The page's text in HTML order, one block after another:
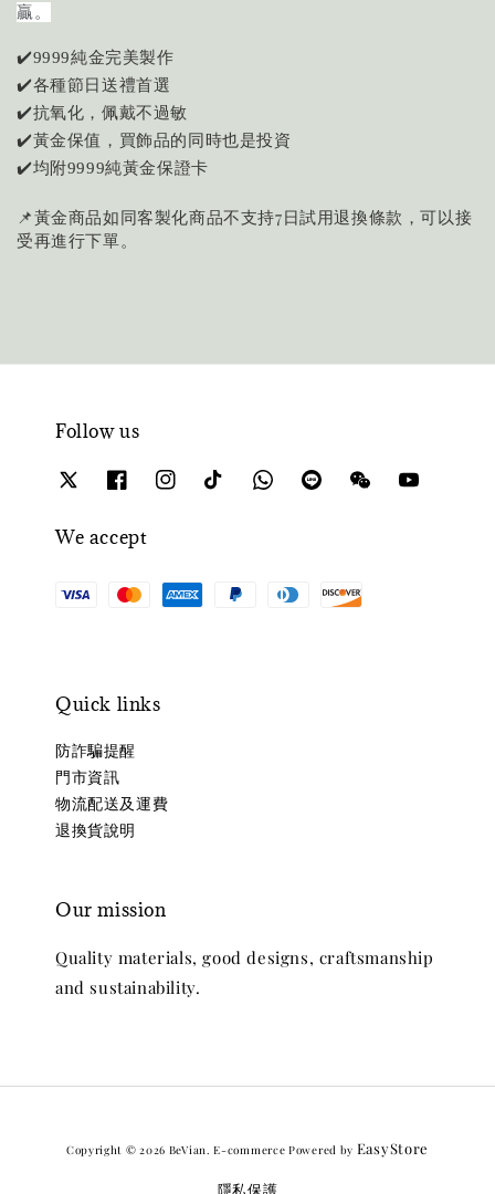
贏。
✔️9999純金完美製作
✔️各種節日送禮首選
✔️抗氧化，佩戴不過敏
✔️黃金保值，買飾品的同時也是投資
✔️均附9999純黃金保證卡
📌黃金商品如同客製化商品不支持7日試用退換條款，可以接
受再進行下單。
Follow us
We accept
Quick links
防詐騙提醒
門市資訊
物流配送及運費
退換貨說明
Our mission
Quality materials, good designs, craftsmanship
and sustainability.
Copyright © 2026 BeVian. E-commerce Powered by EasyStore
隱私保護